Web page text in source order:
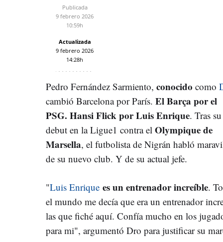
Publicada
9 febrero 2026
10:59h
Actualizada
9 febrero 2026
14:28h
Pedro Fernández Sarmiento, conocido como
cambió Barcelona por París. El Barça por el
PSG. Hansi Flick por Luis Enrique. Tras su
debut en la Ligue1 contra el Olympique de
Marsella, el futbolista de Nigrán habló
de su nuevo club. Y de su actual jefe.
"Luis Enrique es un entrenador increíble.
el mundo me decía que era un entrenador
las que fiché aquí. Confía mucho en los
para mi", argumentó Dro para justificar su